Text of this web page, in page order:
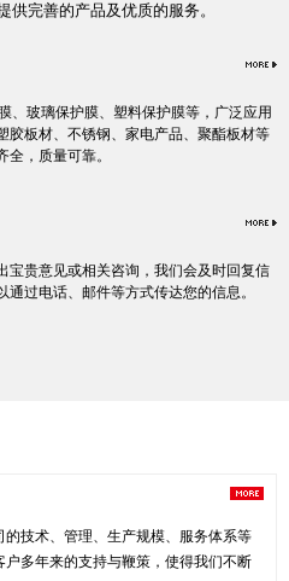
供完善的产品及优质的服务。
、玻璃保护膜、塑料保护膜等，广泛应用
胶板材、不锈钢、家电产品、聚酯板材等
全，质量可靠。
宝贵意见或相关咨询，我们会及时回复信
通过电话、邮件等方式传达您的信息。
技术、管理、生产规模、服务体系等
多年来的支持与鞭策，使得我们不断